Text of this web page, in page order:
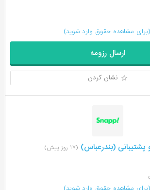
(برای مشاهده حقوق وارد شوید)
ارسال رزومه
نشان کردن
(بندرعباس) (۱۷ روز پیش)